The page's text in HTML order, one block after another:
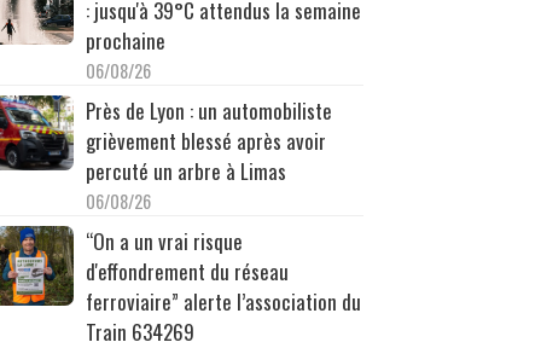
: jusqu'à 39°C attendus la semaine
prochaine
06/08/26
Près de Lyon : un automobiliste
grièvement blessé après avoir
percuté un arbre à Limas
06/08/26
“On a un vrai risque
d'effondrement du réseau
ferroviaire” alerte l’association du
Train 634269